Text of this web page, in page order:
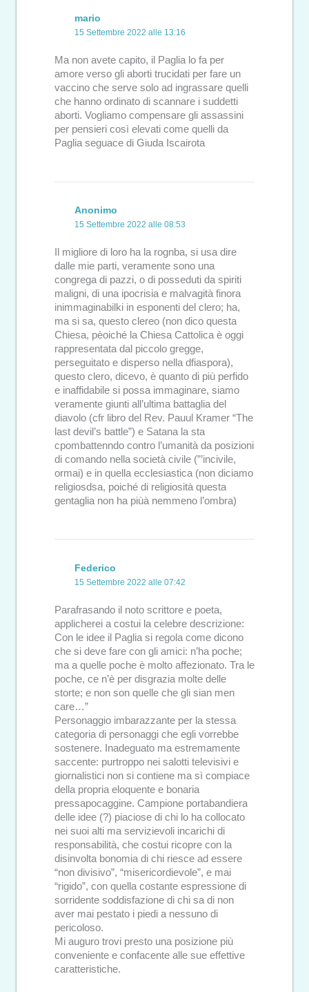
mario
15 Settembre 2022 alle 13:16
Ma non avete capito, il Paglia lo fa per
amore verso gli aborti trucidati per fare un
vaccino che serve solo ad ingrassare quelli
che hanno ordinato di scannare i suddetti
aborti. Vogliamo compensare gli assassini
per pensieri così elevati come quelli da
Paglia seguace di Giuda Iscairota
Anonimo
15 Settembre 2022 alle 08:53
Il migliore di loro ha la rognba, si usa dire
dalle mie parti, veramente sono una
congrega di pazzi, o di posseduti da spiriti
maligni, di una ipocrisia e malvagità finora
inimmaginabilki in esponenti del clero; ha,
ma si sa, questo clereo (non dico questa
Chiesa, pèoiché la Chiesa Cattolica è oggi
rappresentata dal piccolo gregge,
perseguitato e disperso nella dfiaspora),
questo clero, dicevo, è quanto di più perfido
e inaffidabile si possa immaginare, siamo
veramente giunti all’ultima battaglia del
diavolo (cfr libro del Rev. Pauul Kramer “The
last devil’s battle”) e Satana la sta
cpombattenndo contro l’umanità da posizioni
di comando nella società civile (”’incivile,
ormai) e in quella ecclesiastica (non diciamo
religiosdsa, poiché di religiosità questa
gentaglia non ha piùà nemmeno l’ombra)
Federico
15 Settembre 2022 alle 07:42
Parafrasando il noto scrittore e poeta,
applicherei a costui la celebre descrizione:
Con le idee il Paglia si regola come dicono
che si deve fare con gli amici: n’ha poche;
ma a quelle poche è molto affezionato. Tra le
poche, ce n’è per disgrazia molte delle
storte; e non son quelle che gli sian men
care…”
Personaggio imbarazzante per la stessa
categoria di personaggi che egli vorrebbe
sostenere. Inadeguato ma estremamente
saccente: purtroppo nei salotti televisivi e
giornalistici non si contiene ma sì compiace
della propria eloquente e bonaria
pressapocaggine. Campione portabandiera
delle idee (?) piaciose di chi lo ha collocato
nei suoi alti ma servizievoli incarichi di
responsabilità, che costui ricopre con la
disinvolta bonomia di chi riesce ad essere
“non divisivo”, “misericordievole”, e mai
“rigido”, con quella costante espressione di
sorridente soddisfazione di chi sa di non
aver mai pestato i piedi a nessuno di
pericoloso.
Mi auguro trovi presto una posizione più
conveniente e confacente alle sue effettive
caratteristiche.